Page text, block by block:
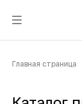
Главная страница